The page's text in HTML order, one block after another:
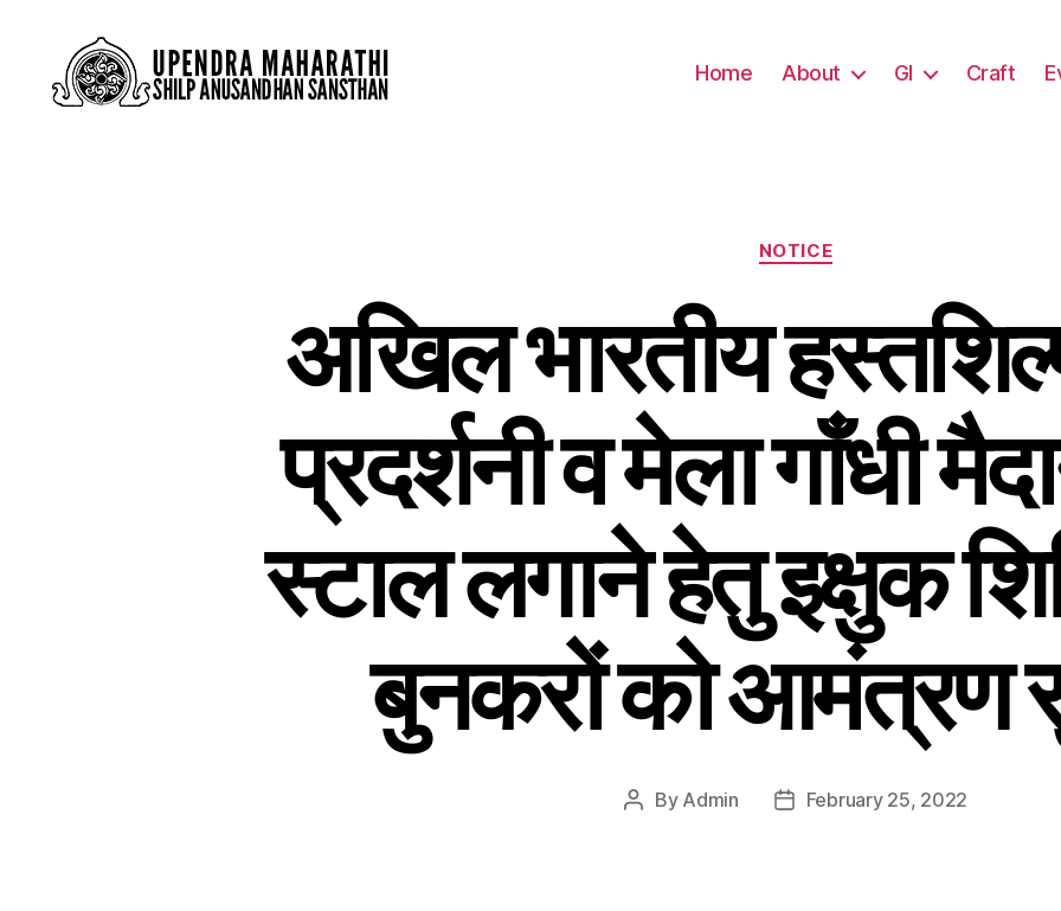
Home About GI Craft
NOTICE
अखिल भारतीय
प्रदर्शनी व मेला गाँधी
स्टाल लगाने हेतु इक्षुक
बुनकरों को आमंत्रण
By Admin February 25, 2022